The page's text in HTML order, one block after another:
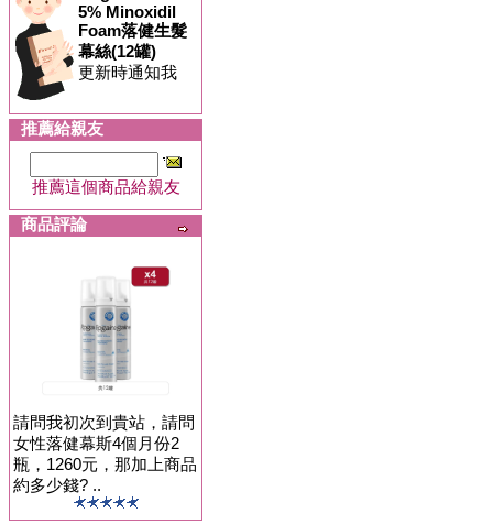
5% Minoxidil
Foam落健生髮
幕絲(12罐)
更新時通知我
推薦給親友
推薦這個商品給親友
商品評論
請問我初次到貴站，請問
女性落健幕斯4個月份2
瓶，1260元，那加上商品
約多少錢? ..